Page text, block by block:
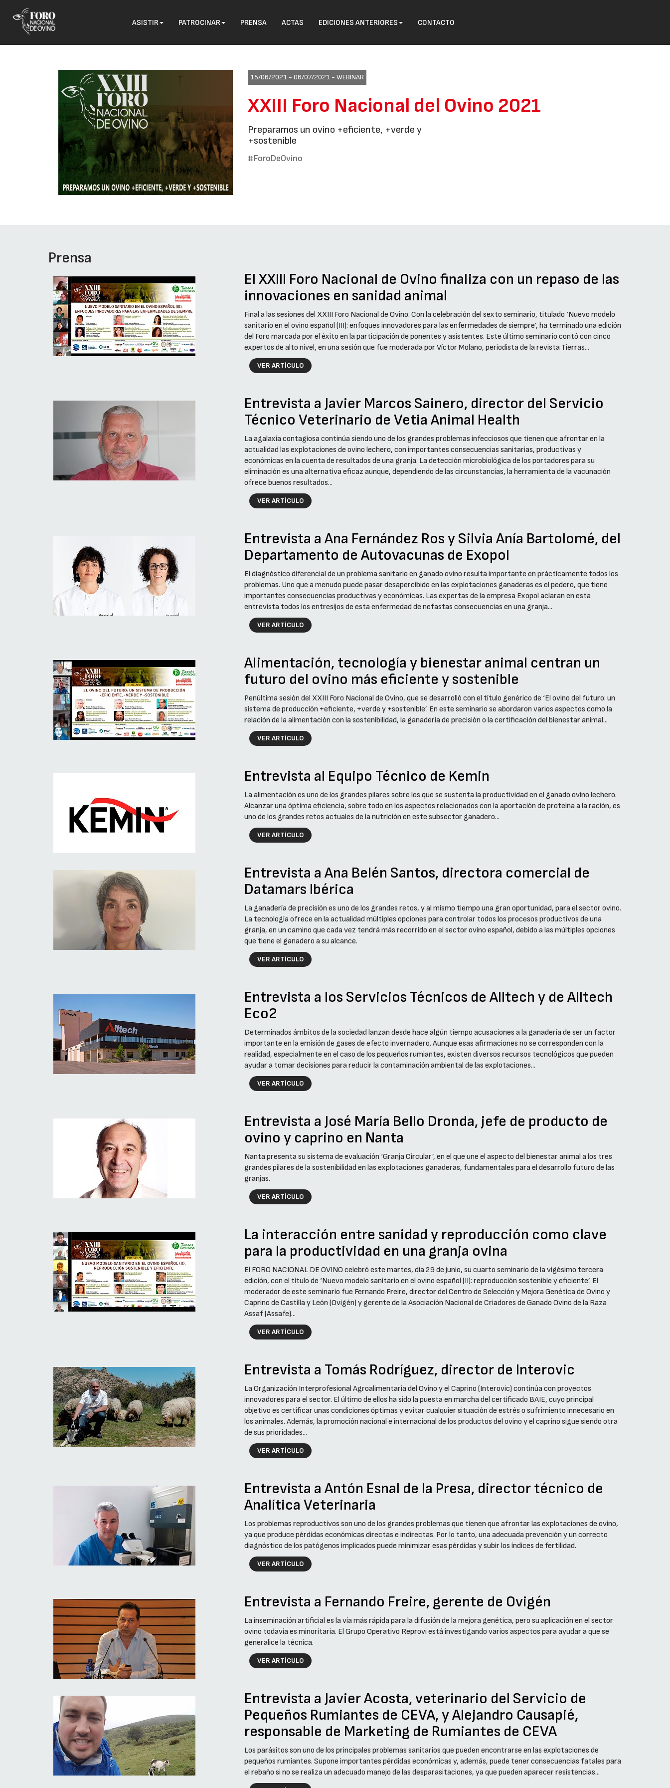
ASISTIR PATROCINAR PRENSA ACTAS EDICIONES ANTERIORES CONTACTO
15/06/2021 - 06/07/2021 - WEBINAR
XXIII Foro Nacional del Ovino 2021
Preparamos un ovino +eficiente, +verde y
+sostenible
#ForoDeOvino
Prensa
El XXIII Foro Nacional de Ovino finaliza con un repaso de las
innovaciones en sanidad animal
Final a las sesiones del XXIII Foro Nacional de Ovino. Con la celebración del sexto seminario, titulado ‘Nuevo modelo
sanitario en el ovino español (III): enfoques innovadores para las enfermedades de siempre’, ha terminado una edición
del Foro marcada por el éxito en la participación de ponentes y asistentes. Este último seminario contó con cinco
expertos de alto nivel, en una sesión que fue moderada por Víctor Molano, periodista de la revista Tierras...
VER ARTÍCULO
Entrevista a Javier Marcos Sainero, director del Servicio
Técnico Veterinario de Vetia Animal Health
La agalaxia contagiosa continúa siendo uno de los grandes problemas infecciosos que tienen que afrontar en la
actualidad las explotaciones de ovino lechero, con importantes consecuencias sanitarias, productivas y
económicas en la cuenta de resultados de una granja. La detección microbiológica de los portadores para su
eliminación es una alternativa eficaz aunque, dependiendo de las circunstancias, la herramienta de la vacunación
ofrece buenos resultados...
VER ARTÍCULO
Entrevista a Ana Fernández Ros y Silvia Anía Bartolomé, del
Departamento de Autovacunas de Exopol
El diagnóstico diferencial de un problema sanitario en ganado ovino resulta importante en prácticamente todos los
problemas. Uno que a menudo puede pasar desapercibido en las explotaciones ganaderas es el pedero, que tiene
importantes consecuencias productivas y económicas. Las expertas de la empresa Exopol aclaran en esta
entrevista todos los entresijos de esta enfermedad de nefastas consecuencias en una granja...
VER ARTÍCULO
Alimentación, tecnología y bienestar animal centran un
futuro del ovino más eficiente y sostenible
Penúltima sesión del XXIII Foro Nacional de Ovino, que se desarrolló con el título genérico de ‘El ovino del futuro: un
sistema de producción +eficiente, +verde y +sostenible’. En este seminario se abordaron varios aspectos como la
relación de la alimentación con la sostenibilidad, la ganadería de precisión o la certificación del bienestar animal...
VER ARTÍCULO
Entrevista al Equipo Técnico de Kemin
La alimentación es uno de los grandes pilares sobre los que se sustenta la productividad en el ganado ovino lechero.
Alcanzar una óptima eficiencia, sobre todo en los aspectos relacionados con la aportación de proteína a la ración, es
uno de los grandes retos actuales de la nutrición en este subsector ganadero...
VER ARTÍCULO
Entrevista a Ana Belén Santos, directora comercial de
Datamars Ibérica
La ganadería de precisión es uno de los grandes retos, y al mismo tiempo una gran oportunidad, para el sector ovino.
La tecnología ofrece en la actualidad múltiples opciones para controlar todos los procesos productivos de una
granja, en un camino que cada vez tendrá más recorrido en el sector ovino español, debido a las múltiples opciones
que tiene el ganadero a su alcance.
VER ARTÍCULO
Entrevista a los Servicios Técnicos de Alltech y de Alltech
Eco2
Determinados ámbitos de la sociedad lanzan desde hace algún tiempo acusaciones a la ganadería de ser un factor
importante en la emisión de gases de efecto invernadero. Aunque esas afirmaciones no se corresponden con la
realidad, especialmente en el caso de los pequeños rumiantes, existen diversos recursos tecnológicos que pueden
ayudar a tomar decisiones para reducir la contaminación ambiental de las explotaciones...
VER ARTÍCULO
Entrevista a José María Bello Dronda, jefe de producto de
ovino y caprino en Nanta
Nanta presenta su sistema de evaluación ‘Granja Circular’, en el que une el aspecto del bienestar animal a los tres
grandes pilares de la sostenibilidad en las explotaciones ganaderas, fundamentales para el desarrollo futuro de las
granjas.
VER ARTÍCULO
La interacción entre sanidad y reproducción como clave
para la productividad en una granja ovina
El FORO NACIONAL DE OVINO celebró este martes, día 29 de junio, su cuarto seminario de la vigésimo tercera
edición, con el título de ‘Nuevo modelo sanitario en el ovino español (II): reproducción sostenible y eficiente’. El
moderador de este seminario fue Fernando Freire, director del Centro de Selección y Mejora Genética de Ovino y
Caprino de Castilla y León (Ovigén) y gerente de la Asociación Nacional de Criadores de Ganado Ovino de la Raza
Assaf (Assafe)...
VER ARTÍCULO
Entrevista a Tomás Rodríguez, director de Interovic
La Organización Interprofesional Agroalimentaria del Ovino y el Caprino (Interovic) continúa con proyectos
innovadores para el sector. El último de ellos ha sido la puesta en marcha del certificado BAIE, cuyo principal
objetivo es certificar unas condiciones óptimas y evitar cualquier situación de estrés o sufrimiento innecesario en
los animales. Además, la promoción nacional e internacional de los productos del ovino y el caprino sigue siendo otra
de sus prioridades...
VER ARTÍCULO
Entrevista a Antón Esnal de la Presa, director técnico de
Analítica Veterinaria
Los problemas reproductivos son uno de los grandes problemas que tienen que afrontar las explotaciones de ovino,
ya que produce pérdidas económicas directas e indirectas. Por lo tanto, una adecuada prevención y un correcto
diagnóstico de los patógenos implicados puede minimizar esas pérdidas y subir los índices de fertilidad.
VER ARTÍCULO
Entrevista a Fernando Freire, gerente de Ovigén
La inseminación artificial es la vía más rápida para la difusión de la mejora genética, pero su aplicación en el sector
ovino todavía es minoritaria. El Grupo Operativo Reprovi está investigando varios aspectos para ayudar a que se
generalice la técnica.
VER ARTÍCULO
Entrevista a Javier Acosta, veterinario del Servicio de
Pequeños Rumiantes de CEVA, y Alejandro Causapié,
responsable de Marketing de Rumiantes de CEVA
Los parásitos son uno de los principales problemas sanitarios que pueden encontrarse en las explotaciones de
pequeños rumiantes. Supone importantes pérdidas económicas y, además, puede tener consecuencias fatales para
el rebaño si no se realiza un adecuado manejo de las desparasitaciones, ya que pueden aparecer resistencias...